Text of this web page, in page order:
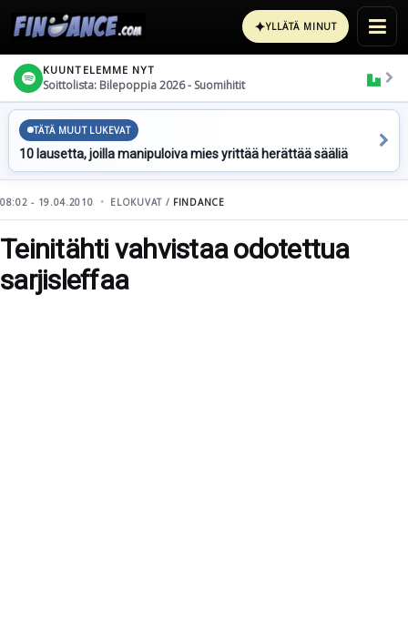
✦YLLÄTÄ MINUT
KUUNTELEMME NYT
Soittolista: Bilepoppia 2026 - Suomihitit
TÄTÄ MUUT LUKEVAT
10 lausetta, joilla manipuloiva mies yrittää herättää sääliä
08:02 - 19.04.2010 ELOKUVAT / FINDANCE
Teinitähti vahvistaa odotettua
sarjisleffaa